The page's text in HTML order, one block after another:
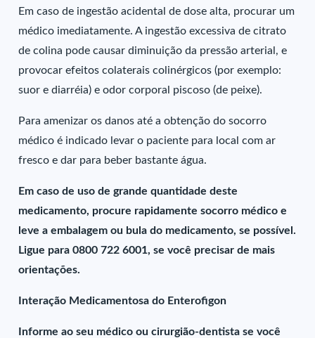
Em caso de ingestão acidental de dose alta, procurar um
médico imediatamente. A ingestão excessiva de citrato
de colina pode causar diminuição da pressão arterial, e
provocar efeitos colaterais colinérgicos (por exemplo:
suor e diarréia) e odor corporal piscoso (de peixe).
Para amenizar os danos até a obtenção do socorro
médico é indicado levar o paciente para local com ar
fresco e dar para beber bastante água.
Em caso de uso de grande quantidade deste
medicamento, procure rapidamente socorro médico e
leve a embalagem ou bula do medicamento, se possível.
Ligue para 0800 722 6001, se você precisar de mais
orientações.
Interação Medicamentosa do Enterofigon
Informe ao seu médico ou cirurgião-dentista se você